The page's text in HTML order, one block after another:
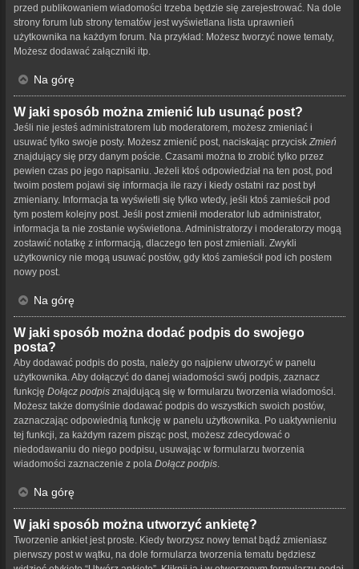
przed publikowaniem wiadomości trzeba będzie się zarejestrować. Na dole
strony forum lub strony tematów jest wyświetlana lista uprawnień
użytkownika na każdym forum. Na przykład: Możesz tworzyć nowe tematy,
Możesz dodawać załączniki itp.
Na górę
W jaki sposób można zmienić lub usunąć post?
Jeśli nie jesteś administratorem lub moderatorem, możesz zmieniać i
usuwać tylko swoje posty. Możesz zmienić post, naciskając przycisk Zmień
znajdujący się przy danym poście. Czasami można to zrobić tylko przez
pewien czas po jego napisaniu. Jeżeli ktoś odpowiedział na ten post, pod
twoim postem pojawi się informacja ile razy i kiedy ostatni raz post był
zmieniany. Informacja ta wyświetli się tylko wtedy, jeśli ktoś zamieścił pod
tym postem kolejny post. Jeśli post zmienił moderator lub administrator,
informacja ta nie zostanie wyświetlona. Administratorzy i moderatorzy mogą
zostawić notatkę z informacją, dlaczego ten post zmieniali. Zwykli
użytkownicy nie mogą usuwać postów, gdy ktoś zamieścił pod ich postem
nowy post.
Na górę
W jaki sposób można dodać podpis do swojego
posta?
Aby dodawać podpis do posta, należy go najpierw utworzyć w panelu
użytkownika. Aby dołączyć do danej wiadomości swój podpis, zaznacz
funkcję Dołącz podpis znajdującą się w formularzu tworzenia wiadomości.
Możesz także domyślnie dodawać podpis do wszystkich swoich postów,
zaznaczając odpowiednią funkcję w panelu użytkownika. Po uaktywnieniu
tej funkcji, za każdym razem pisząc post, możesz zdecydować o
niedodawaniu do niego podpisu, usuwając w formularzu tworzenia
wiadomości zaznaczenie z pola Dołącz podpis
Na górę
W jaki sposób można utworzyć ankietę?
Tworzenie ankiet jest proste. Kiedy tworzysz nowy temat bądź zmieniasz
pierwszy post w wątku, na dole formularza tworzenia tematu będziesz